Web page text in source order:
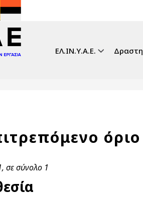
ΕΛ.ΙΝ.Υ.Α.Ε.
σε σύνολο 1